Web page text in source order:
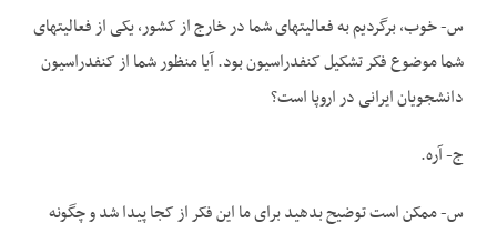
س- خوب، برگردیم به فعالیت­های شما در خارج از کشور، یکی از فعالیت­های
شما موضوع فکر تشکیل کنفدراسیون بود. آیا منظور شما از کنفدراسیون
دانشجویان ایرانی در اروپا است؟
ج- آره.
س- ممکن است توضیح بدهید برای ما این فکر از کجا پیدا شد و چگونه